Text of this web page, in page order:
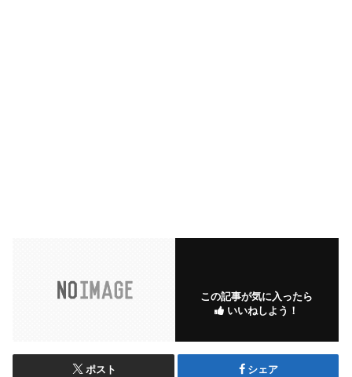
この記事が気に入ったら
いいねしよう！
ポスト シェア